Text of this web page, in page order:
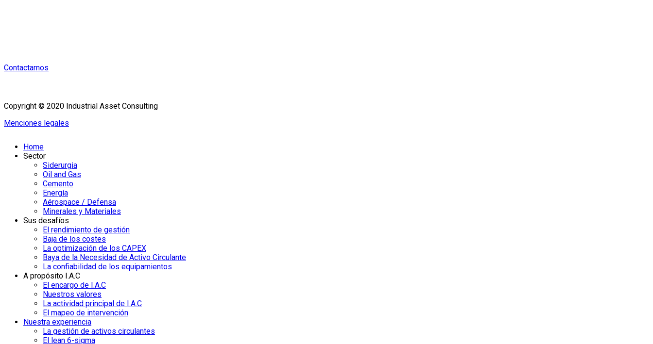
Contactarnos
Copyright © 2020 Industrial Asset Consulting
Menciones legales
Home
Sector
Siderurgia
Oil and Gas
Cemento
Energía
Aérospace / Defensa
Minerales y Materiales
Sus desafíos
El rendimiento de gestión
Baja de los costes
La optimización de los CAPEX
Baya de la Necesidad de Activo Circulante
La confiabilidad de los equipamientos
A propósito I.A.C
El encargo de I.A.C
Nuestros valores
La actividad principal de I.A.C
El mapeo de intervención
Nuestra experiencia
La gestión de activos circulantes
El lean 6-sigma